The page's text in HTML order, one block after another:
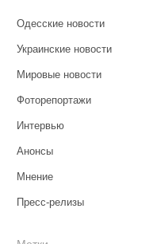
Одесские новости
Украинские новости
Мировые новости
Фоторепортажи
Интервью
Анонсы
Мнение
Пресс-релизы